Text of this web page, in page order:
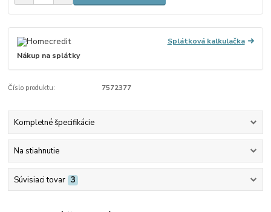
Splátková kalkulačka
Nákup na splátky
Číslo produktu: 7572377
Kompletné špecifikácie
Na stiahnutie
Súvisiaci tovar 3